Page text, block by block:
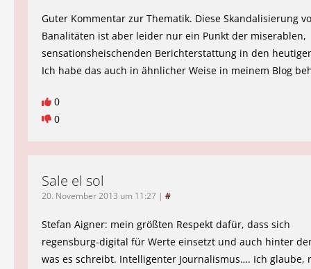
Guter Kommentar zur Thematik. Diese Skandalisierung
Banalitäten ist aber leider nur ein Punkt der miserablen,
sensationsheischenden Berichterstattung in den
Ich habe das auch in ähnlicher Weise in meinem Blog
0
0
Sale el sol
20. November 2013 um 11:27 | #
Stefan Aigner: mein größten Respekt dafür, dass sich
regensburg-digital für Werte einsetzt und auch hinter
was es schreibt. Intelligenter Journalismus…. Ich glaube,